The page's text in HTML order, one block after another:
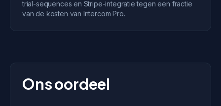
trial-sequences en Stripe-integratie tegen een fractie
van de kosten van Intercom Pro.
Ons oordeel